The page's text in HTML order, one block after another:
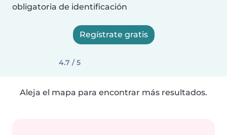
obligatoria de identificación
Regístrate gratis
4.7 / 5
Aleja el mapa para encontrar más resultados.